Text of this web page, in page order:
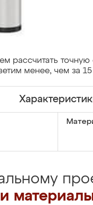
рассчитать точную
менее, чем за 15